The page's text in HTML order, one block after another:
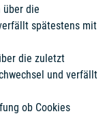
über die
spätestens mit
die zuletzt
und verfällt
ob Cookies